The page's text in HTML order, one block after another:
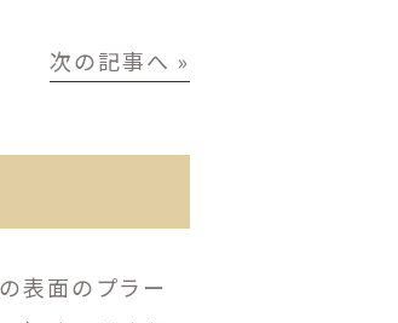
次の記事へ »
表面のプラー